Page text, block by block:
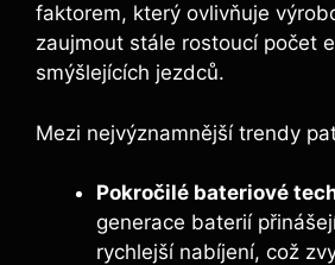
faktorem, který ovlivňuje
zaujmout stále rostoucí počet
smýšlejících jezdců.
Mezi nejvýznamnější trendy
Pokročilé bateriové
generace baterií
rychlejší nabíjení, což